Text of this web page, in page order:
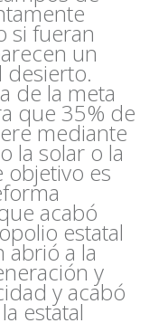
si fueran
un
de la meta
que 35% de
mediante
la solar o la
objetivo es
acabó
estatal
abrió a la
y
y acabó
estatal